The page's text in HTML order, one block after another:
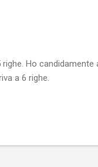
Ho candidamente
a 6 righe.